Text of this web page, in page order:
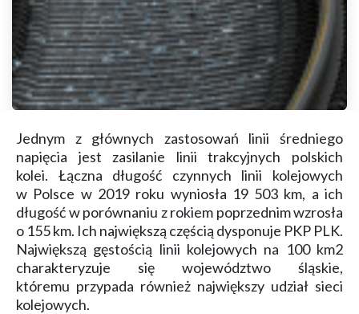
Jednym z głównych zastosowań linii średniego
napięcia jest zasilanie linii trakcyjnych polskich
kolei. Łączna długość czynnych linii kolejowych
w Polsce w 2019 roku wyniosła 19 503 km, a ich
długość w porównaniu z rokiem poprzednim wzrosła
o 155 km. Ich największą częścią dysponuje PKP PLK.
Największą gęstością linii kolejowych na 100 km2
charakteryzuje się województwo śląskie,
któremu przypada również największy udział sieci
kolejowych.